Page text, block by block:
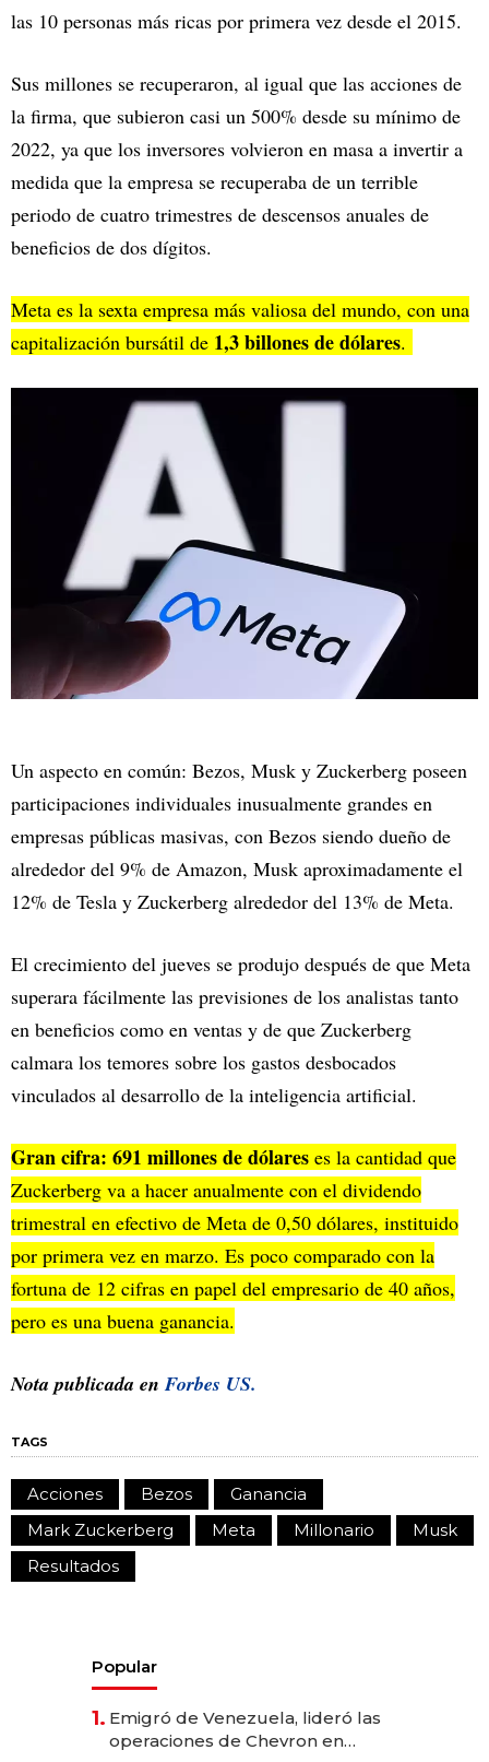
las 10 personas más ricas por primera vez desde el 2015.
Sus millones se recuperaron, al igual que las acciones de
la firma, que subieron casi un 500% desde su mínimo de
2022, ya que los inversores volvieron en masa a invertir a
medida que la empresa se recuperaba de un terrible
periodo de cuatro trimestres de descensos anuales de
beneficios de dos dígitos.
Meta es la sexta empresa más valiosa del mundo, con una
capitalización bursátil de 1,3 billones de dólares.
Un aspecto en común: Bezos, Musk y Zuckerberg poseen
participaciones individuales inusualmente grandes en
empresas públicas masivas, con Bezos siendo dueño de
alrededor del 9% de Amazon, Musk aproximadamente el
12% de Tesla y Zuckerberg alrededor del 13% de Meta.
El crecimiento del jueves se produjo después de que Meta
superara fácilmente las previsiones de los analistas tanto
en beneficios como en ventas y de que Zuckerberg
calmara los temores sobre los gastos desbocados
vinculados al desarrollo de la inteligencia artificial.
Gran cifra: 691 millones de dólares es la cantidad que
Zuckerberg va a hacer anualmente con el dividendo
trimestral en efectivo de Meta de 0,50 dólares, instituido
por primera vez en marzo. Es poco comparado con la
fortuna de 12 cifras en papel del empresario de 40 años,
pero es una buena ganancia.
Nota publicada enForbes US.
TAGS
Acciones Bezos
Ganancia
Mark Zuckerberg
Meta Millonario
Musk
Resultados
Popular
1. Emigró de Venezuela, lideró las
operaciones de Chevron en